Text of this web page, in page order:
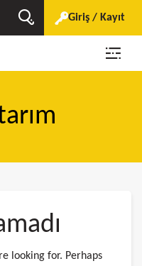
Giriş / Kayıt
looking for. Perhaps